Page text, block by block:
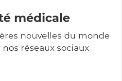
médicale
nouvelles du monde
réseaux sociaux